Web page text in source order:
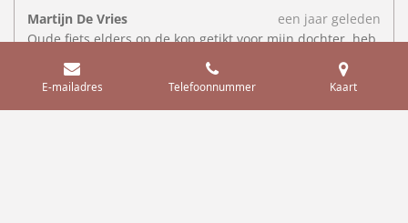
Martijn De Vries
een jaar geleden
Oude fiets elders op de kop getikt voor mijn dochter, heb
hem bij Vincent gebracht en deze heeft hem volledig in
ere hersteld. Heb meerder fietsen in onderhoud gehad
E-mailadres Telefoonnummer Kaart